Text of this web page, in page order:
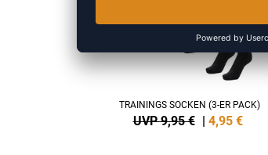
TRAININGS SOCKEN (3-ER PACK)
UVP 9,95 € | 4,95 €